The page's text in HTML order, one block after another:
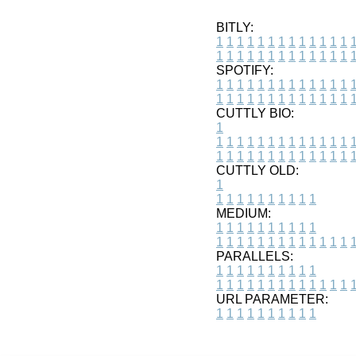
BITLY:
1 1 1 1 1 1 1 1 1 1 1 1 1 1
1 1 1 1 1 1 1 1 1 1 1 1 1 1
SPOTIFY:
1 1 1 1 1 1 1 1 1 1 1 1 1 1
1 1 1 1 1 1 1 1 1 1 1 1 1 1
CUTTLY BIO:
1
1 1 1 1 1 1 1 1 1 1 1 1 1 1
1 1 1 1 1 1 1 1 1 1 1 1 1 1
CUTTLY OLD:
1
1 1 1 1 1 1 1 1 1 1
MEDIUM:
1 1 1 1 1 1 1 1 1 1
1 1 1 1 1 1 1 1 1 1 1 1 1 1
PARALLELS:
1 1 1 1 1 1 1 1 1 1
1 1 1 1 1 1 1 1 1 1 1 1 1 1
URL PARAMETER:
1 1 1 1 1 1 1 1 1 1